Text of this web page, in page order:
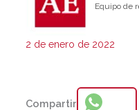
Equipo de
2 de enero de 2022
Compartir